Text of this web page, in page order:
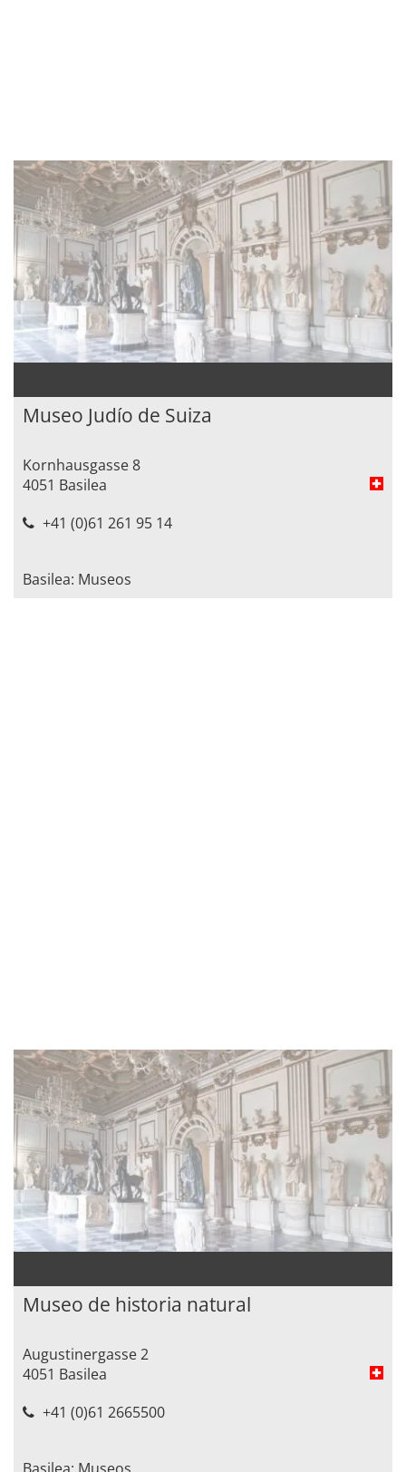
Museo Judío de Suiza
Kornhausgasse 8
4051 Basilea
+41 (0)61 261 95 14
Basilea: Museos
Museo de historia natural
Augustinergasse 2
4051 Basilea
+41 (0)61 2665500